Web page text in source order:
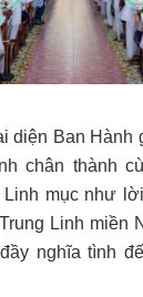
diện Ban Hành
chân thành
mục như
Linh miền
nghĩa tình